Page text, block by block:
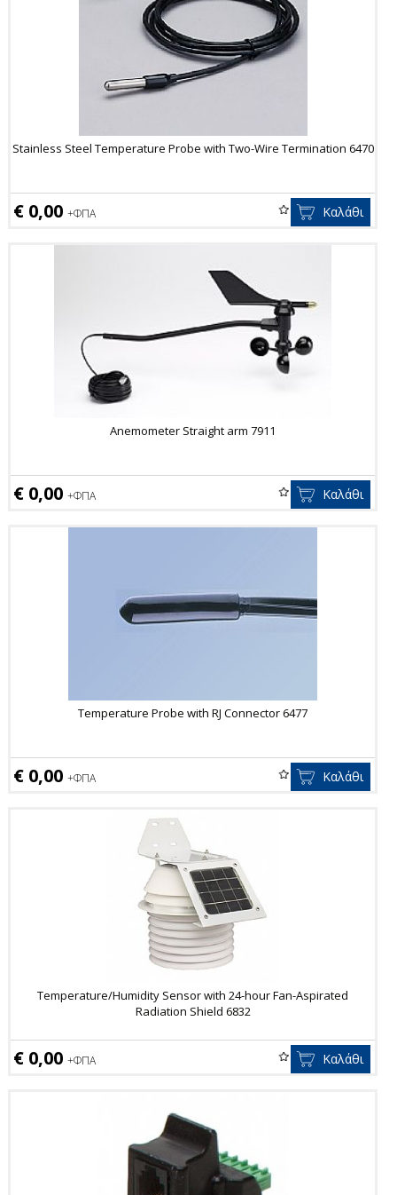
Stainless Steel Temperature Probe with Two-Wire Termination 6470
€ 0,00 +ΦΠΑ Καλάθι
Anemometer Straight arm 7911
€ 0,00 +ΦΠΑ Καλάθι
Temperature Probe with RJ Connector 6477
€ 0,00 +ΦΠΑ Καλάθι
Temperature/Humidity Sensor with 24-hour Fan-Aspirated
Radiation Shield 6832
€ 0,00 +ΦΠΑ Καλάθι